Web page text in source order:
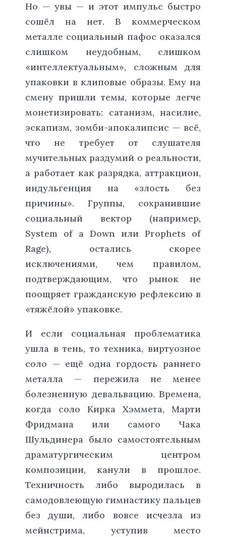
Но — увы — и этот импульс быстро
сошёл на нет. В коммерческом
металле социальный пафос оказался
слишком неудобным, слишком
«интеллектуальным», сложным для
упаковки в клиповые образы. Ему на
смену пришли темы, которые легче
монетизировать: сатанизм, насилие,
эскапизм, зомби-апокалипсис — всё,
что не требует от слушателя
мучительных раздумий о реальности,
а работает как разрядка, аттракцион,
индульгенция на «злость без
причины». Группы, сохранившие
социальный вектор (например,
System of a Down или Prophets of
Rage), остались скорее
исключениями, чем правилом,
подтверждающим, что рынок не
поощряет гражданскую рефлексию в
«тяжёлой» упаковке.
И если социальная проблематика
ушла в тень, то техника, виртуозное
соло — ещё одна гордость раннего
металла — пережила не менее
болезненную девальвацию. Времена,
когда соло Кирка Хэммета, Марти
Фридмана или самого Чака
Шульдинера было самостоятельным
драматургическим центром
композиции, канули в прошлое.
Техничность либо выродилась в
самодовлеющую гимнастику пальцев
без души, либо вовсе исчезла из
мейнстрима, уступив место